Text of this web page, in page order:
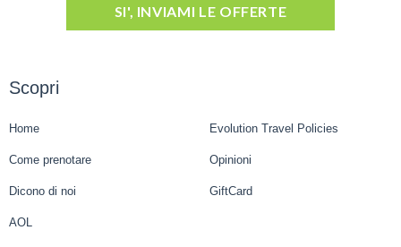
SI', INVIAMI LE OFFERTE
Scopri
Home Evolution Travel Policies
Come prenotare Opinioni
Dicono di noi GiftCard
AOL